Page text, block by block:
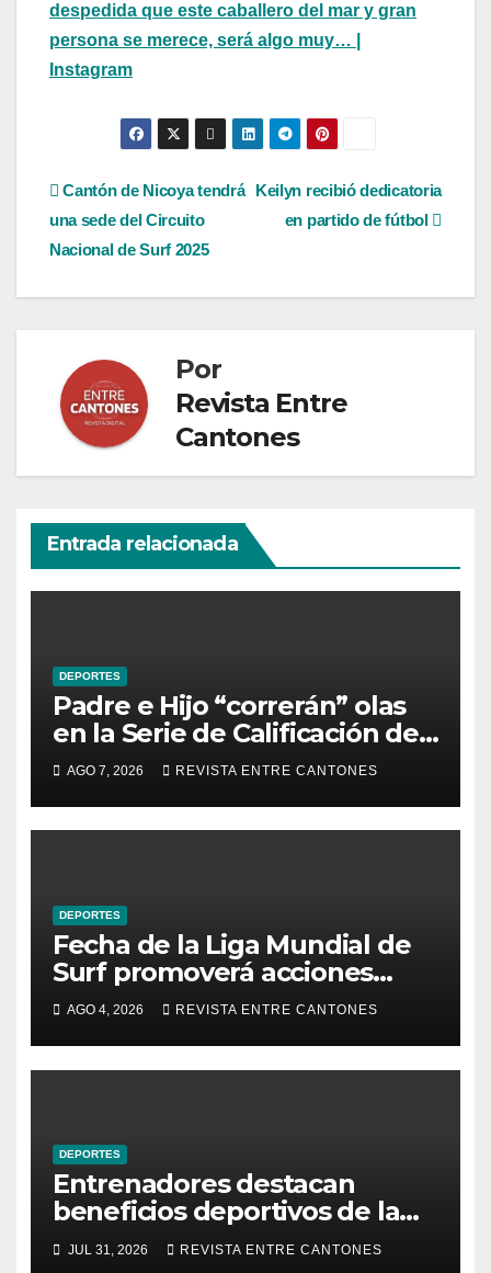
despedida que este caballero del mar y gran
persona se merece, será algo muy… |
Instagram
Navegación
de
entradas
Keilyn recibió dedicatoria
en partido de fútbol
Cantón de Nicoya tendrá
una sede del Circuito
Nacional de Surf 2025
Por
Revista Entre
Cantones
Entrada relacionada
DEPORTES
Padre e Hijo “correrán” olas
en la Serie de Calificación de
la Liga Mundial de Surf
AGO 7, 2026 REVISTA ENTRE CANTONES
DEPORTES
Fecha de la Liga Mundial de
Surf promoverá acciones
ambientales en Playa
Hermosa
AGO 4, 2026 REVISTA ENTRE CANTONES
DEPORTES
Entrenadores destacan
beneficios deportivos de la
Serie de Calificación en Playa
Hermosa de Garabito
JUL 31, 2026 REVISTA ENTRE CANTONES